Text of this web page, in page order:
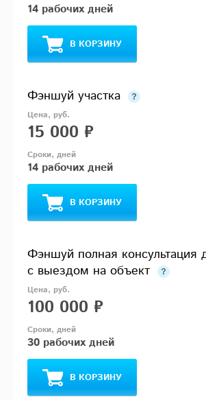
14 рабочих дней
В КОРЗИНУ
Фэншуй участка
15 000 ₽
14 рабочих дней
В КОРЗИНУ
Фэншуй полная консультация
с выездом на объект
100 000 ₽
30 рабочих дней
В КОРЗИНУ